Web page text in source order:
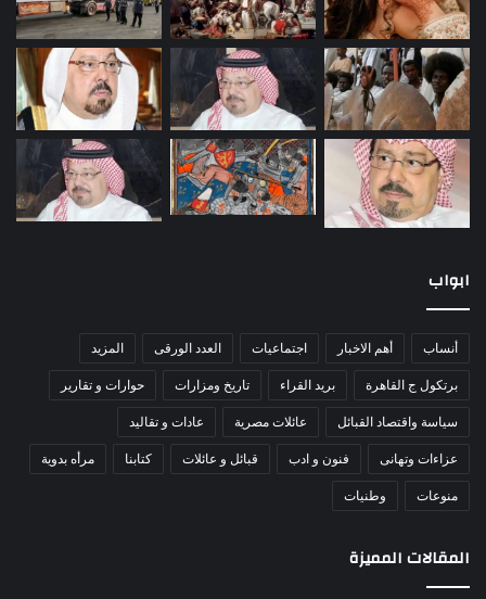
ابواب
أنساب أهم الاخبار اجتماعيات العدد الورقى المزيد
برتكول ج القاهرة بريد القراء تاريخ ومزارات حوارات و تقارير
سياسة واقتصاد القبائل عائلات مصرية عادات و تقاليد
عزاءات وتهانى فنون و ادب قبائل و عائلات كتابنا مرأه بدوية
منوعات وطنيات
المقالات المميزة